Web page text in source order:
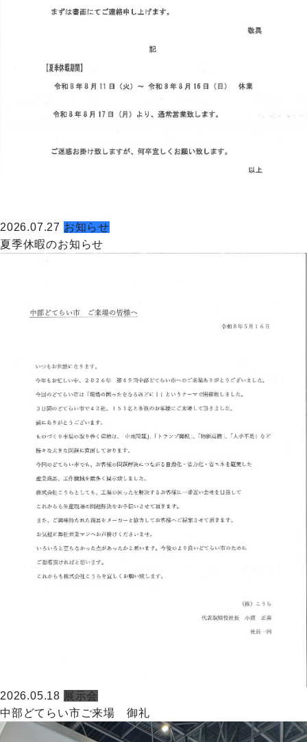
2026.07.27 お知らせ
夏季休暇のお知らせ
2026.05.18 展示会
中部どてらい市ご来場 御礼